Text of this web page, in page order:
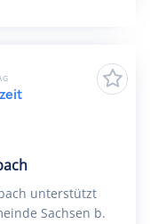
unterstützt
Sachsen b.